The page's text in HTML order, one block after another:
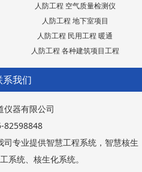
人防工程 空气质量检测仪
人防工程 地下室项目
人防工程 民用工程 暖通
人防工程 各种建筑项目工程
系我们
仪器有限公司
82598848
专业提供智慧工程系统，智慧核生
系统、核生化系统。